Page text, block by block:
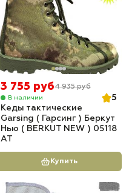
3 755 руб4 935 руб
В наличии
5
Кеды тактические
Garsing ( Гарсинг ) Беркут
Нью ( BERKUT NEW ) 05118
AT
Купить